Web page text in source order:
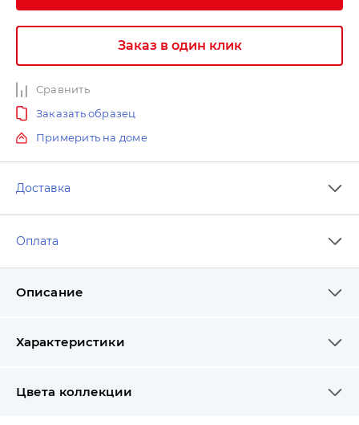
Заказ в один клик
Сравнить
Заказать образец
Примерить на доме
Доставка
Оплата
Описание
Характеристики
Цвета коллекции